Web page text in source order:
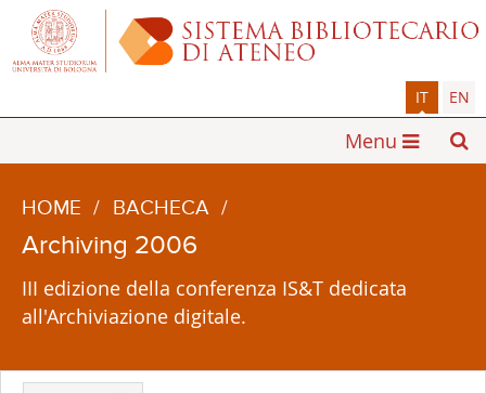
IT EN
Menu
HOME / BACHECA /
Archiving 2006
III edizione della conferenza IS&T dedicata
all'Archiviazione digitale.